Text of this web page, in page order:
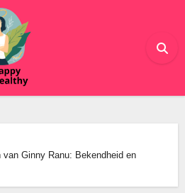
Ginny Ranu: Bekendheid en